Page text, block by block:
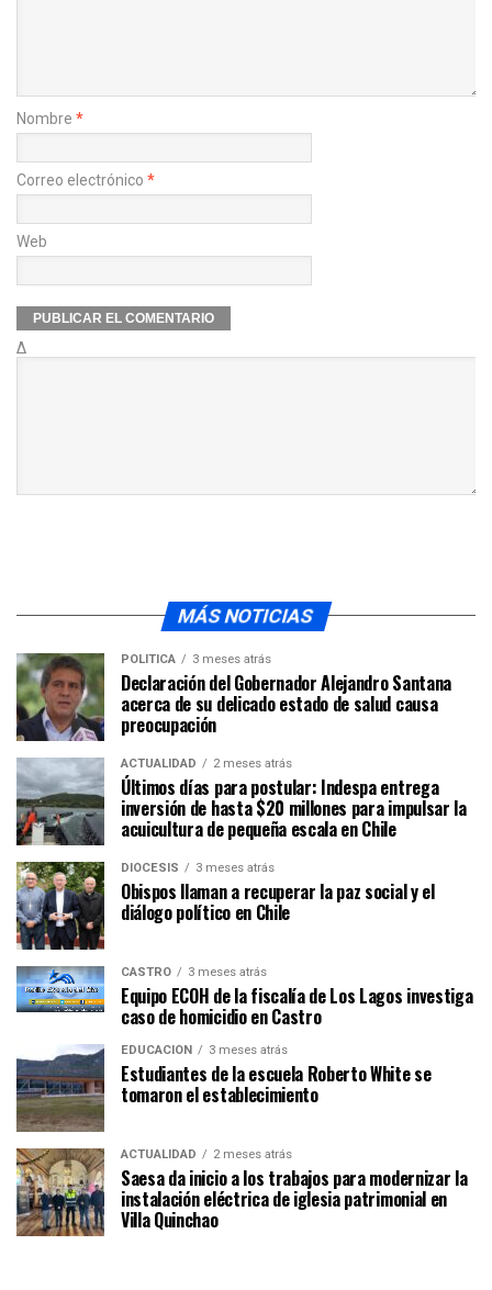
Nombre *
Correo electrónico *
Web
Δ
MÁS NOTICIAS
POLÍTICA 3 meses atrás
Declaración del Gobernador Alejandro Santana
acerca de su delicado estado de salud causa
preocupación
ACTUALIDAD 2 meses atrás
Últimos días para postular: Indespa entrega
inversión de hasta $20 millones para impulsar la
acuicultura de pequeña escala en Chile
DIÓCESIS 3 meses atrás
Obispos llaman a recuperar la paz social y el
diálogo político en Chile
CASTRO 3 meses atrás
Equipo ECOH de la fiscalía de Los Lagos investiga
caso de homicidio en Castro
EDUCACIÓN 3 meses atrás
Estudiantes de la escuela Roberto White se
tomaron el establecimiento
ACTUALIDAD 2 meses atrás
Saesa da inicio a los trabajos para modernizar la
instalación eléctrica de iglesia patrimonial en
Villa Quinchao